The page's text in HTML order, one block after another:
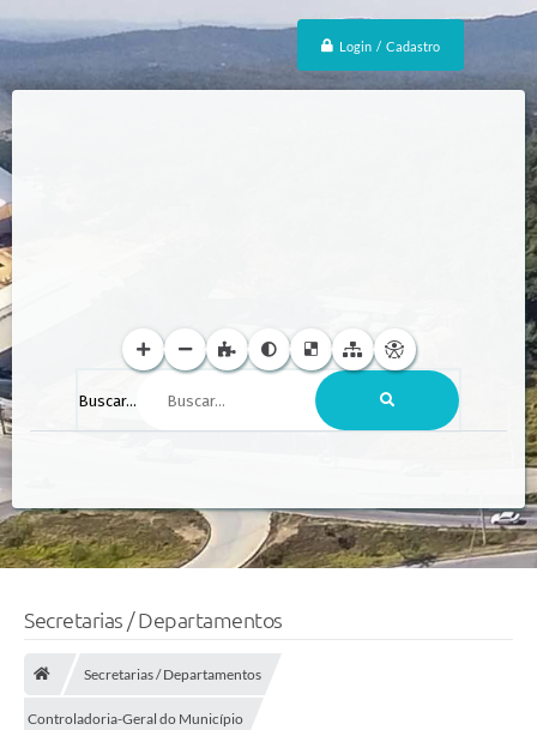
Login / Cadastro
Buscar...
Secretarias / Departamentos
Secretarias / Departamentos
Controladoria-Geral do Município